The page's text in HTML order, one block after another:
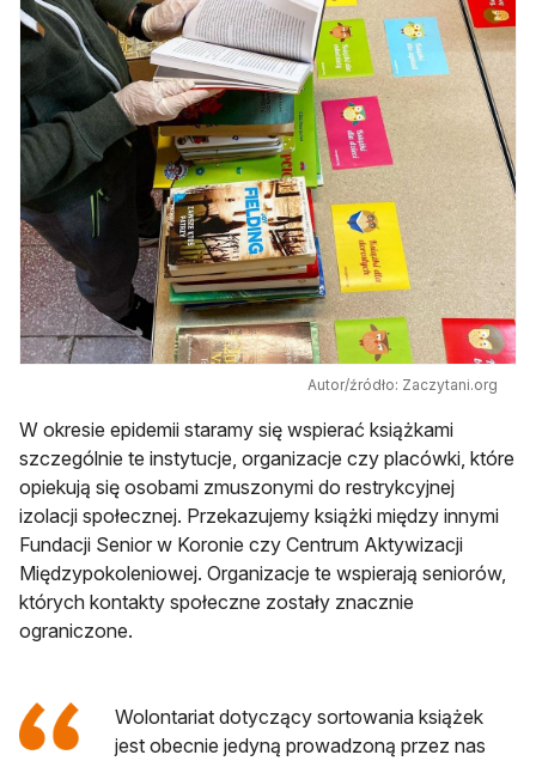
Autor/źródło: Zaczytani.org
W okresie epidemii staramy się wspierać książkami
szczególnie te instytucje, organizacje czy placówki, które
opiekują się osobami zmuszonymi do restrykcyjnej
izolacji społecznej. Przekazujemy książki między innymi
Fundacji Senior w Koronie czy Centrum Aktywizacji
Międzypokoleniowej. Organizacje te wspierają seniorów,
których kontakty społeczne zostały znacznie
ograniczone.
Wolontariat dotyczący sortowania książek
jest obecnie jedyną prowadzoną przez nas